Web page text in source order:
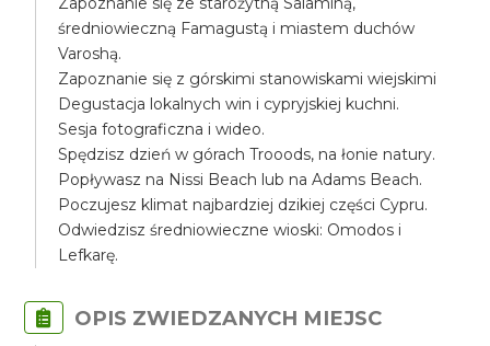
średniowieczną Famagustą i miastem duchów
Varoshą.
Zapoznanie się z górskimi stanowiskami wiejskimi
Degustacja lokalnych win i cypryjskiej kuchni.
Sesja fotograficzna i wideo.
Spędzisz dzień w górach Trooods, na łonie natury.
Popływasz na Nissi Beach lub na Adams Beach.
Poczujesz klimat najbardziej dzikiej części Cypru.
Odwiedzisz średniowieczne wioski: Omodos i
Lefkarę.
OPIS ZWIEDZANYCH MIEJSC